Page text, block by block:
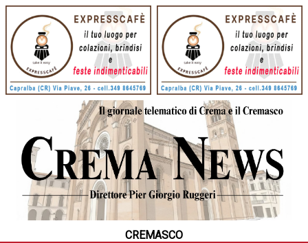
CREMASCO
HOME
CRONACA
POLITICA
LA FOTO
DAL TERRITORIO